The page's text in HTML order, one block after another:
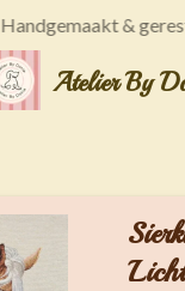
Atelier By
Handgemaakt &